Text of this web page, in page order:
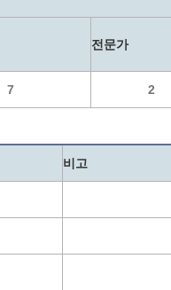
주말농장신청
전문가
7 2
비고